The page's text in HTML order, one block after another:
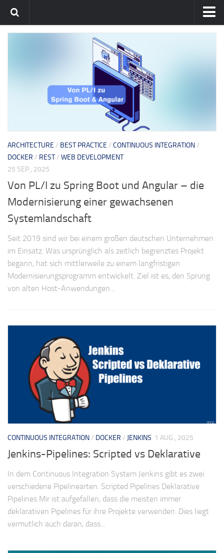
Home
ARCHITECTURE / BEST PRACTICE / CONTINUOUS INTEGRATION/
DOCKER / REST/ WEB DEVELOPMENT
25 SEP., 2025
Von PL/I zu Spring Boot und Angular – die
Modernisierung einer gewachsenen
Systemlandschaft
Seit 2019 sind wir bei einem großen deutschen Unternehmen
im Einsatz. Was ursprünglich als zeitlich begrenztes Projekt
begann, hat sich mittlerweile zu einem langfristigen
Modernisierungsprogramm entwickelt. Ziel ist es, den Sprung
von alten Host-Anwendungen...
CONTINUOUS INTEGRATION/ DOCKER / JENKINS 1 AUG., 2025
Jenkins-Pipelines: Scripted vs Deklarative
In dem Continuous Integration System Jenkins gibt es zwei
verschiedene Pipelinearten. Scripted Pipelines Deklarative
Pipelines Mir ist aufgefallen, dass die meisten immer
deklarativen Pipelines für ihre Projekte verwenden. Dies liegt
vermutlich auch daran, dass...